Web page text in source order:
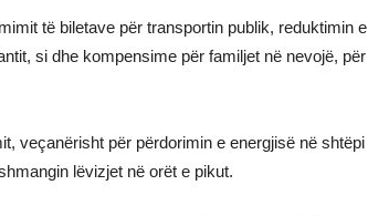
të biletave për transportin publik, reduktimin e
si dhe kompensime për familjet në nevojë, për
veçanërisht për përdorimin e energjisë në shtëpi
lëvizjet në orët e pikut.